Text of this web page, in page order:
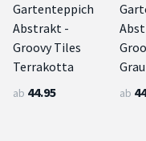
Gartenteppich
Abstrakt -
Groovy Tiles
Terrakotta
ab 44.95
Grau
ab